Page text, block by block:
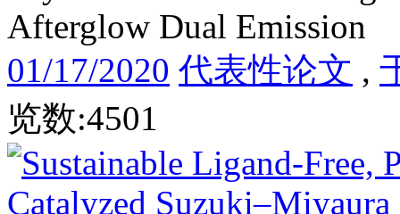
Afterglow Dual Emission
01/17/2020 代表性论文 ,
览数:4501